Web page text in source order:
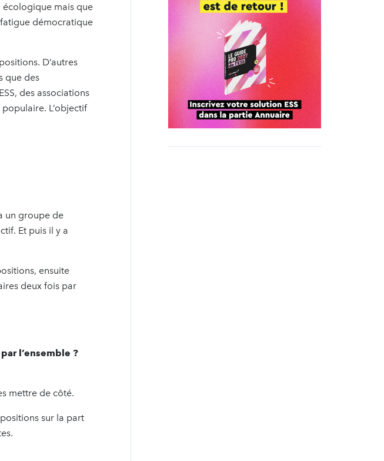
écologique mais que
démocratique
D’autres
que des
des associations
L’objectif
un groupe de
Et puis il y a
ensuite
deux fois par
l’ensemble ?
mettre de côté.
sur la part